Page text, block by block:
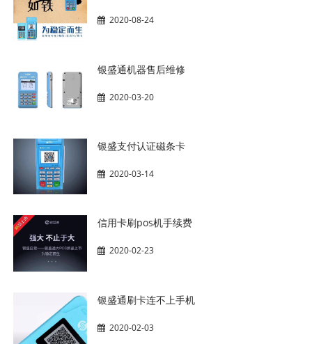
2020-08-24
银盛通机器售后维修
2020-03-20
银盛支付认证磁条卡
2020-03-14
信用卡刷pos机手续费
2020-02-23
银盛通刷卡连不上手机
2020-02-03